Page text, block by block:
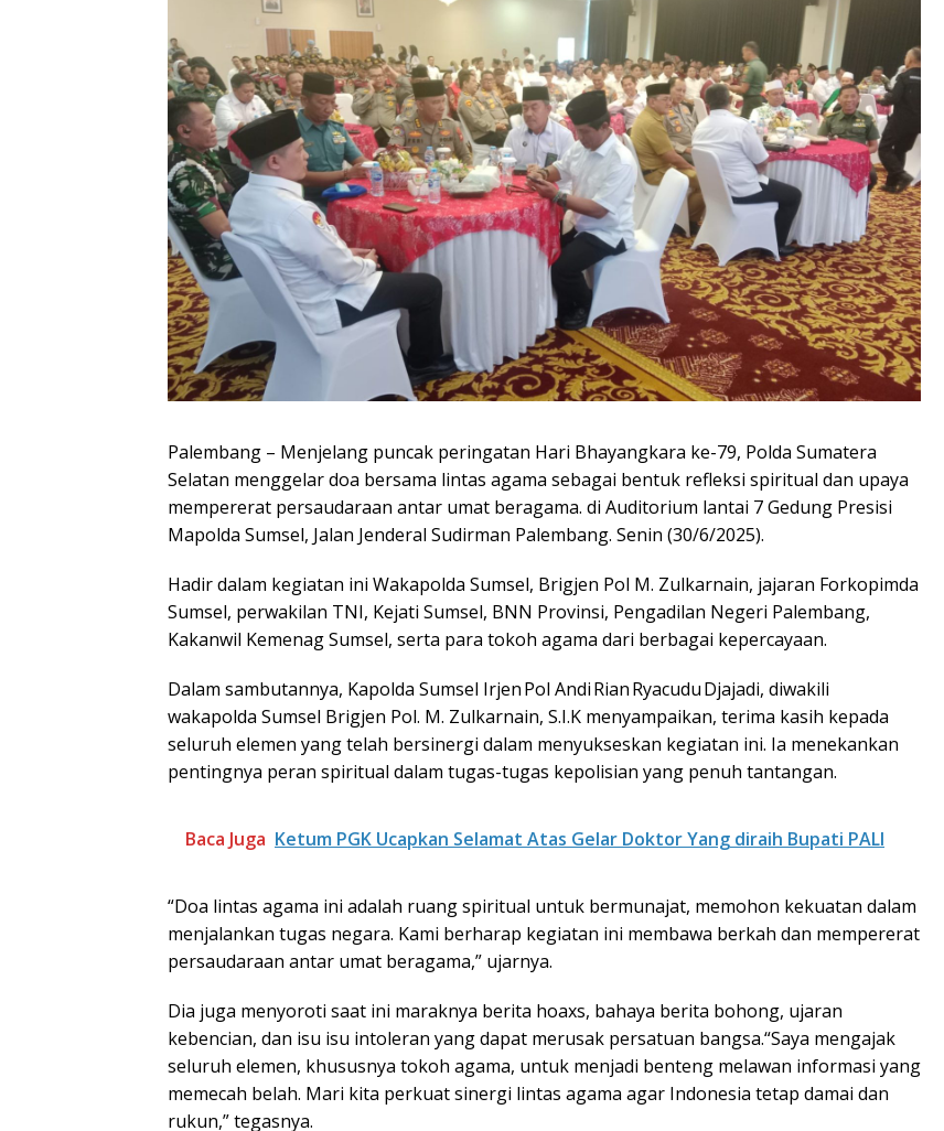
Palembang – Menjelang puncak peringatan Hari Bhayangkara ke-79, Polda Sumatera
Selatan menggelar doa bersama lintas agama sebagai bentuk refleksi spiritual dan upaya
mempererat persaudaraan antar umat beragama. di Auditorium lantai 7 Gedung Presisi
Mapolda Sumsel, Jalan Jenderal Sudirman Palembang. Senin (30/6/2025).
Hadir dalam kegiatan ini Wakapolda Sumsel, Brigjen Pol M. Zulkarnain, jajaran Forkopimda
Sumsel, perwakilan TNI, Kejati Sumsel, BNN Provinsi, Pengadilan Negeri Palembang,
Kakanwil Kemenag Sumsel, serta para tokoh agama dari berbagai kepercayaan.
Dalam sambutannya, Kapolda Sumsel Irjen Pol Andi Rian Ryacudu Djajadi, diwakili
wakapolda Sumsel Brigjen Pol. M. Zulkarnain, S.I.K menyampaikan, terima kasih kepada
seluruh elemen yang telah bersinergi dalam menyukseskan kegiatan ini. Ia menekankan
pentingnya peran spiritual dalam tugas-tugas kepolisian yang penuh tantangan.
Baca Juga Ketum PGK Ucapkan Selamat Atas Gelar Doktor Yang diraih Bupati PALI
“Doa lintas agama ini adalah ruang spiritual untuk bermunajat, memohon kekuatan dalam
menjalankan tugas negara. Kami berharap kegiatan ini membawa berkah dan mempererat
persaudaraan antar umat beragama,” ujarnya.
Dia juga menyoroti saat ini maraknya berita hoaxs, bahaya berita bohong, ujaran
kebencian, dan isu isu intoleran yang dapat merusak persatuan bangsa.“Saya mengajak
seluruh elemen, khususnya tokoh agama, untuk menjadi benteng melawan informasi yang
memecah belah. Mari kita perkuat sinergi lintas agama agar Indonesia tetap damai dan
rukun,” tegasnya.